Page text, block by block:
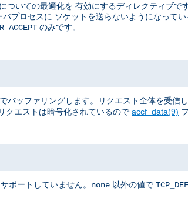
いての最適化を 有効にするディレクティブで
プロセスに ソケットを送らないようになって
のみです。
ッファリングします。リクエスト全体を受信
クエストは暗号化されているので accf_data(9)
ポートしていません。 none 以外の値で